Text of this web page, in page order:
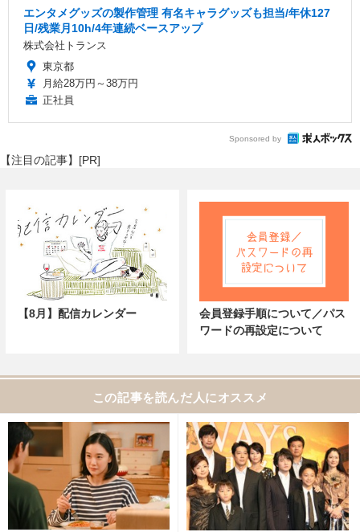
エンタメグッズの製作管理 有名キャラグッズも担当/年休127
日/残業月10h/4年連続ベースアップ
株式会社トランス
東京都
月給28万円～38万円
正社員
Sponsored by
【注目の記事】[PR]
【8月】配信カレンダー
会員登録手順について／パス
ワードの再設定について
この記事を読んだ人にオススメ